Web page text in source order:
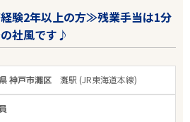
験2年以上の方≫残業手当は1分
社風です♪
神戸市灘区灘駅 (JR東海道本線)